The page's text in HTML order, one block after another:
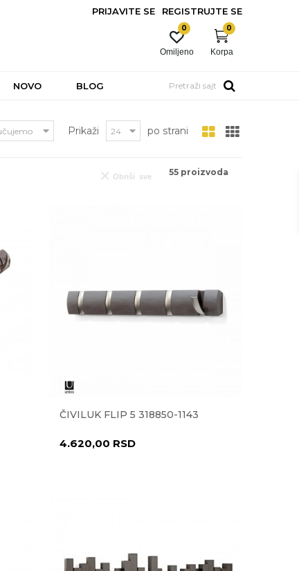
PRIJAVITE SE REGISTRUJTE SE
Korpa
0
Omiljeno
0
NOVO BLOG Pretraži sajt
Prikaži po strani
55 proizvoda
Obriši sve
ČIVILUK FLIP 5 318850-1143
4.620,00 RSD